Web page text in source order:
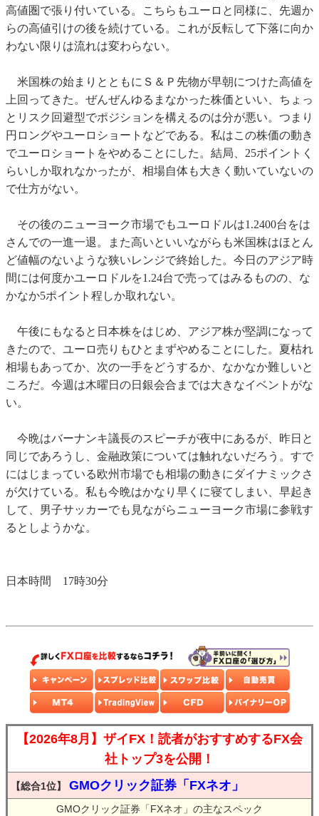
高値圏で張り付いている。こちらもユーロと同様に、先週か
らの高値引けの後を続けている。これが反転して下落に向か
わない限りは流れは変わらない。
米国株の始まりとともにＳ＆Ｐ先物が早朝につけた高値を
上回ってきた。ぜんぜんゆるまなかった株価といい、ちょっ
とリスク回避型でポジションを構えるのは分が悪い。つまり
円ロングやユーロショートなどである。私はこの株価の動き
でユーロショートをやめることにした。結局、25ポイントく
らいしか取れなかったが、相場自体も大きく動いていないの
で仕方がない。
その後のニューヨーク市場でもユーロドルは1.2400台をは
さんでの一進一退。また高いといいながらも米国株はほとん
ど値幅のないような狭いレンジで終始した。今日のアジア時
間には何度かユーロドルを1.24台で売ってはみるものの、な
かなか5ポイント程しか取れない。
午後にもなると日本株をはじめ、アジア株が堅調になって
きたので、ユーロ売りもひとまずやめることにした。夏枯れ
相場もあってか、次の一手をどうするか、なかなか難しいと
ころだ。今週は木曜日の日銀会合までは大きなイベントがな
い。
今晩はバーナンキ議長のスピーチが夜中にあるが、昨日と
同じであろうし、金融政策については触れないだろう。すで
にはじまっている欧州市場でも相場の動きにダイナミックさ
が欠けている。私も今晩はかなり早くに寝てしまい、早起き
して、男子サッカーでも見ながらニューヨーク市場に参戦す
るとしようかな。
日本時間 17時30分
【2026年8月】ザイFX！読者がおすすめするFX会
社トップ3を公開！
【総合1位】 GMOクリック証券「FXネオ」
GMOクリック証券「FXネオ」の主なスペック